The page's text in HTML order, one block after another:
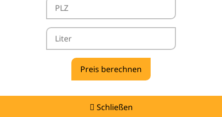
Schließen
Heizölpreise Ohlsbach -
vergleichen & günstig tanken